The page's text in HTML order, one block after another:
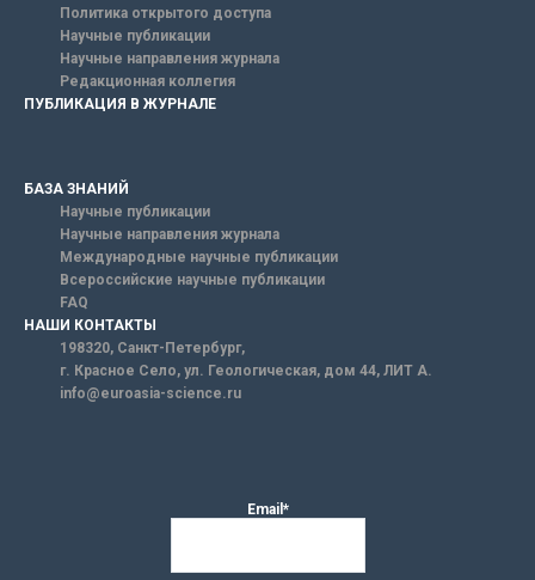
Политика открытого доступа
Научные публикации
Научные направления журнала
Редакционная коллегия
ПУБЛИКАЦИЯ В ЖУРНАЛЕ
БАЗА ЗНАНИЙ
Научные публикации
Научные направления журнала
Международные научные публикации
Всероссийские научные публикации
FAQ
НАШИ КОНТАКТЫ
198320, Санкт-Петербург,
г. Красное Село, ул. Геологическая, дом 44, ЛИТ А.
info@euroasia-science.ru
Email*